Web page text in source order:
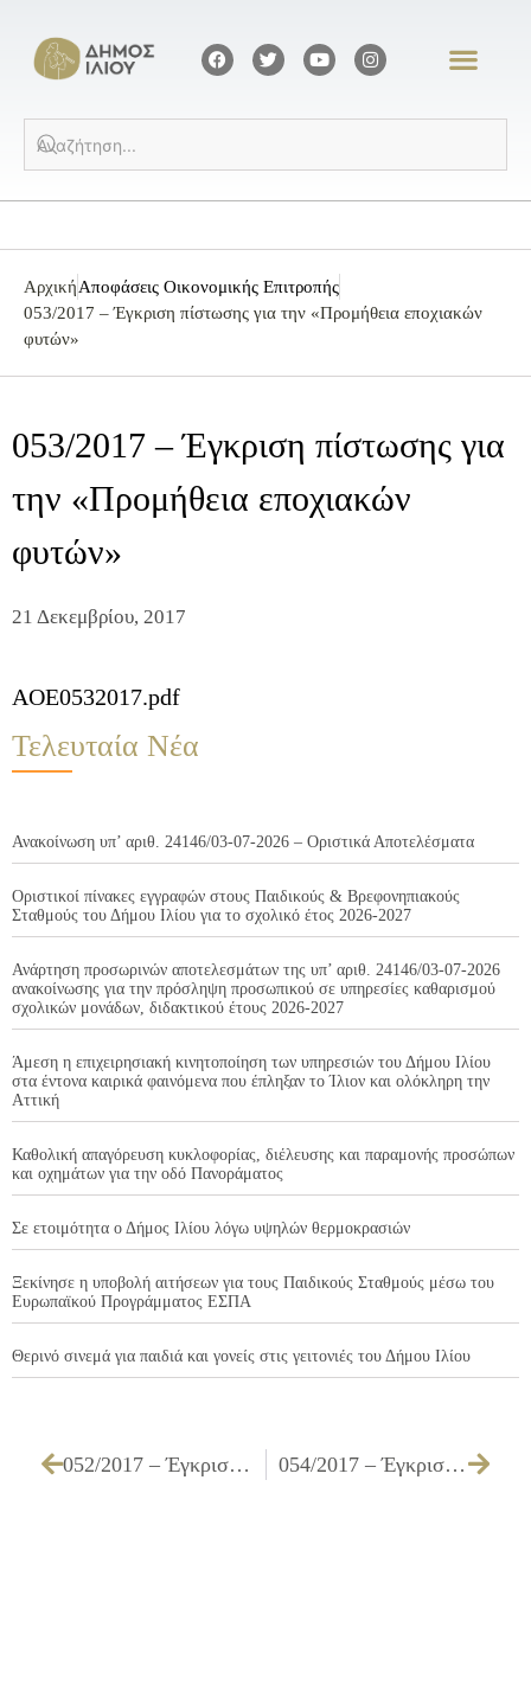
ΑρχικήΑποφάσεις Οικονομικής Επιτροπής
053/2017 – Έγκριση πίστωσης για την «Προμήθεια εποχιακών
φυτών»
053/2017 – Έγκριση πίστωσης για
την «Προμήθεια εποχιακών
φυτών»
21 Δεκεμβρίου, 2017
AOE0532017.pdf
Τελευταία Νέα
Ανακοίνωση υπ’ αριθ. 24146/03-07-2026 – Οριστικά Αποτελέσματα
Οριστικοί πίνακες εγγραφών στους Παιδικούς & Βρεφονηπιακούς
Σταθμούς του Δήμου Ιλίου για το σχολικό έτος 2026-2027
Ανάρτηση προσωρινών αποτελεσμάτων της υπ’ αριθ. 24146/03-07-2026
ανακοίνωσης για την πρόσληψη προσωπικού σε υπηρεσίες καθαρισμού
σχολικών μονάδων, διδακτικού έτους 2026-2027
Άμεση η επιχειρησιακή κινητοποίηση των υπηρεσιών του Δήμου Ιλίου
στα έντονα καιρικά φαινόμενα που έπληξαν το Ίλιον και ολόκληρη την
Αττική
Καθολική απαγόρευση κυκλοφορίας, διέλευσης και παραμονής προσώπων
και οχημάτων για την οδό Πανοράματος
Σε ετοιμότητα ο Δήμος Ιλίου λόγω υψηλών θερμοκρασιών
Ξεκίνησε η υποβολή αιτήσεων για τους Παιδικούς Σταθμούς μέσω του
Ευρωπαϊκού Προγράμματος ΕΣΠΑ
Θερινό σινεμά για παιδιά και γονείς στις γειτονιές του Δήμου Ιλίου
052/2017 – Έγκριση πίστωσης για την υπηρεσία «Συμβόλαιο συντήρησης δικτύου Wi-Fi» 054/2017 – Έγκριση πίστωσης για την υπηρεσία «Ετήσια συντήρηση κλιματισμού του Δημοτικού καταστήματος και κλιματιστικών συστημάτων και μηχανημάτων κτιρίων του Δήμου»